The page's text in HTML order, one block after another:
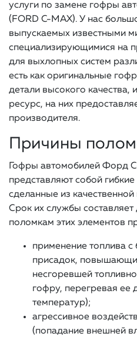
услуги по замене гофры
(FORD C-MAX). У нас
выпускаемых известными
специализирующимися на
для выхлопных систем
есть как оригинальные
детали высокого
ресурс, на них
производителя.
Причины
Гофры автомобилей Форд
представляют собой
сделанные из
Срок их службы
поломкам этих элементов
применение топлива
присадок,
несгоревшей
гофру, перегревая ее
температур);
агрессивное
(попадание внешней